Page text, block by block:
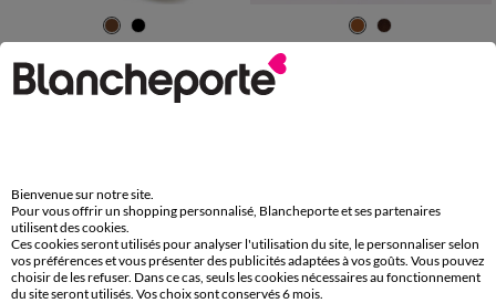
38 39 40
PédiConfort
Bottes en cuir zippées et élastiquées, largeur confort
159,99 €*
38 39
Bienvenue sur notre site.
Pour vous offrir un shopping personnalisé, Blancheporte et ses partenaires
utilisent des cookies.
Ces cookies seront utilisés pour analyser l'utilisation du site, le personnaliser selon
vos préférences et vous présenter des publicités adaptées à vos goûts. Vous pouvez
choisir de les refuser. Dans ce cas, seuls les cookies nécessaires au fonctionnement
du site seront utilisés. Vos choix sont conservés 6 mois.